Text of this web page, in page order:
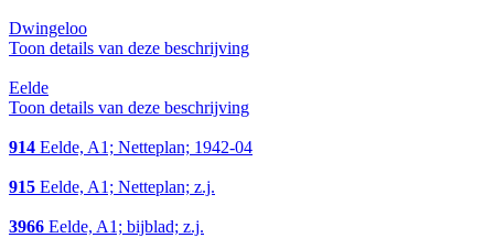
Dwingeloo
Toon details van deze beschrijving
Eelde
Toon details van deze beschrijving
914 Eelde, A1; Netteplan; 1942-04
915 Eelde, A1; Netteplan; z.j.
3966 Eelde, A1; bijblad; z.j.